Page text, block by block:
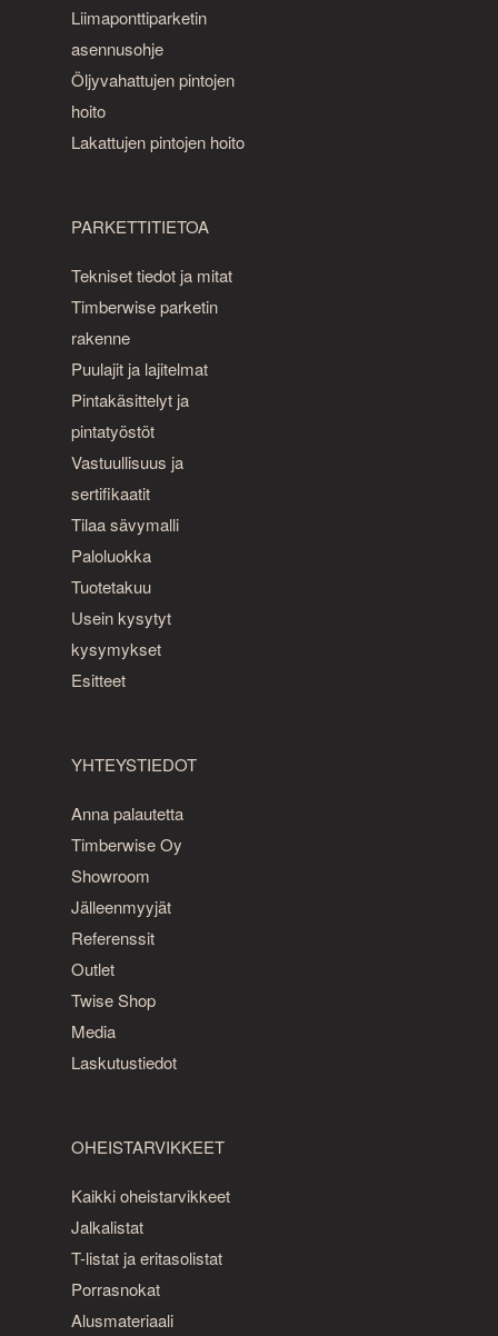
Liimaponttiparketin
asennusohje
Öljyvahattujen pintojen
hoito
Lakattujen pintojen hoito
PARKETTITIETOA
Tekniset tiedot ja mitat
Timberwise parketin
rakenne
Puulajit ja lajitelmat
Pintakäsittelyt ja
pintatyöstöt
Vastuullisuus ja
sertifikaatit
Tilaa sävymalli
Paloluokka
Tuotetakuu
Usein kysytyt
kysymykset
Esitteet
YHTEYSTIEDOT
Anna palautetta
Timberwise Oy
Showroom
Jälleenmyyjät
Referenssit
Outlet
Twise Shop
Media
Laskutustiedot
OHEISTARVIKKEET
Kaikki oheistarvikkeet
Jalkalistat
T-listat ja eritasolistat
Porrasnokat
Alusmateriaali